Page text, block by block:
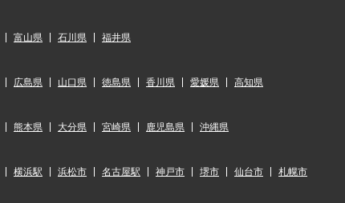
富山県 石川県 福井県
広島県 山口県 徳島県 香川県 愛媛県 高知県
熊本県 大分県 宮崎県 鹿児島県 沖縄県
横浜駅 浜松市 名古屋駅 神戸市 堺市 仙台市 札幌市